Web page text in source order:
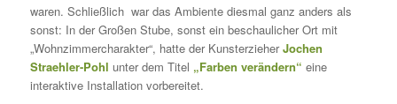
waren. Schließlich war das Ambiente diesmal ganz anders als
sonst: In der Großen Stube, sonst ein beschaulicher Ort mit
„Wohnzimmercharakter“, hatte der KunsterzieherJochen
Straehler-Pohl unter dem Titel „Farben verändern“ eine
interaktive Installation vorbereitet.